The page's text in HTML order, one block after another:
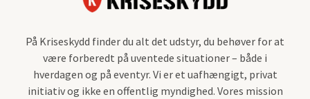
På Kriseskydd finder du alt det udstyr, du behøver for at
være forberedt på uventede situationer – både i
hverdagen og på eventyr. Vi er et uafhængigt, privat
initiativ og ikke en offentlig myndighed. Vores mission